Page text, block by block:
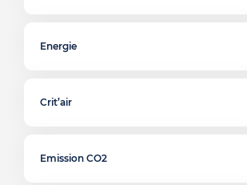
Energie
Crit’air
Emission CO2